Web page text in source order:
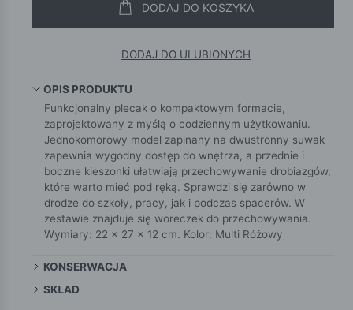
DODAJ DO KOSZYKA
DODAJ DO ULUBIONYCH
OPIS PRODUKTU
Funkcjonalny plecak o kompaktowym formacie,
zaprojektowany z myślą o codziennym użytkowaniu.
Jednokomorowy model zapinany na dwustronny suwak
zapewnia wygodny dostęp do wnętrza, a przednie i
boczne kieszonki ułatwiają przechowywanie drobiazgów,
które warto mieć pod ręką. Sprawdzi się zarówno w
drodze do szkoły, pracy, jak i podczas spacerów. W
zestawie znajduje się woreczek do przechowywania.
Wymiary: 22 × 27 × 12 cm. Kolor: Multi Różowy
KONSERWACJA
SKŁAD